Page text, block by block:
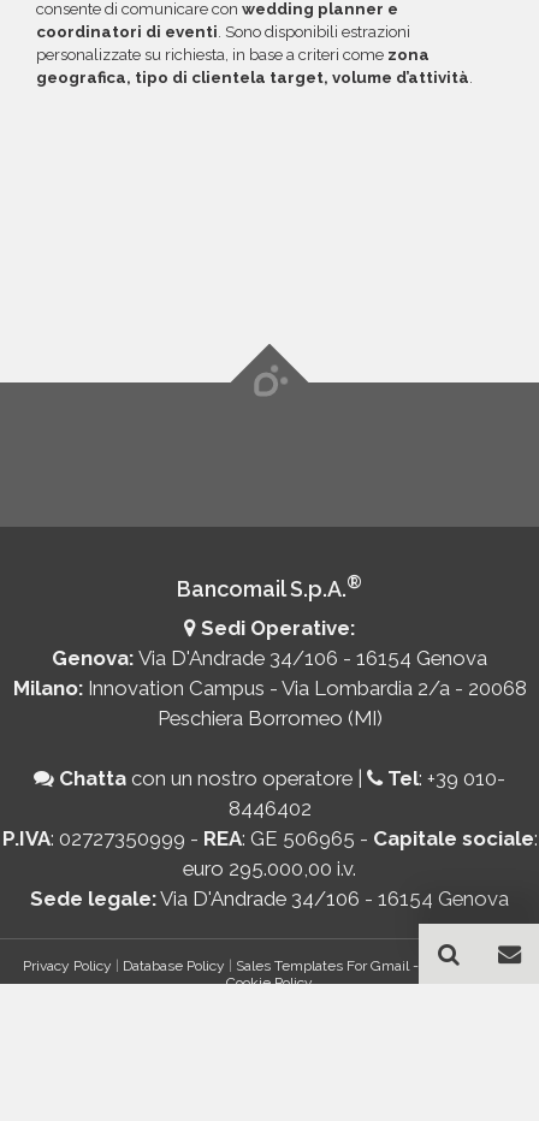
consente di comunicare con wedding planner e
coordinatori di eventi. Sono disponibili estrazioni
personalizzate su richiesta, in base a criteri come zona
geografica, tipo di clientela target, volume d’attività.
Bancomail S.p.A.®
Sedi Operative:
Genova: Via D'Andrade 34/106 - 16154 Genova
Milano: Innovation Campus - Via Lombardia 2/a - 20068
Peschiera Borromeo (MI)
Chatta con un nostro operatore | Tel: +39 010-
8446402
P.IVA: 02727350999 - REA: GE 506965 - Capitale sociale:
euro 295.000,00 i.v.
Sede legale:Via D'Andrade 34/106 - 16154 Genova
Privacy Policy | Database Policy | Sales Templates For Gmail - AddOn Policy|
Cookie Policy